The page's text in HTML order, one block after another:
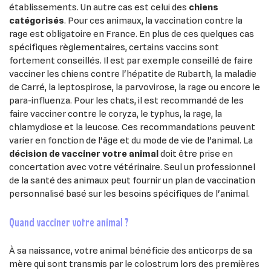
établissements. Un autre cas est celui des chiens
catégorisés. Pour ces animaux, la vaccination contre la
rage est obligatoire en France. En plus de ces quelques cas
spécifiques règlementaires, certains vaccins sont
fortement conseillés. Il est par exemple conseillé de faire
vacciner les chiens contre l'hépatite de Rubarth, la maladie
de Carré, la leptospirose, la parvovirose, la rage ou encore le
para-influenza. Pour les chats, il est recommandé de les
faire vacciner contre le coryza, le typhus, la rage, la
chlamydiose et la leucose. Ces recommandations peuvent
varier en fonction de l'âge et du mode de vie de l'animal. La
décision de vacciner votre animaldoit être prise en
concertation avec votre vétérinaire. Seul un professionnel
de la santé des animaux peut fournir un plan de vaccination
personnalisé basé sur les besoins spécifiques de l'animal.
quand vacciner votre animal ?
À sa naissance, votre animal bénéficie des anticorps de sa
mère qui sont transmis par le colostrum lors des premières
((cancelText)) ((modalDeleteText))
Annuler Créer une liste d'envies
Annuler Connexion